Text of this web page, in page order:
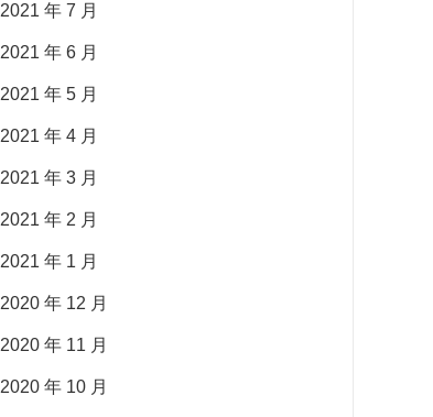
2021 年 7 月
2021 年 6 月
2021 年 5 月
2021 年 4 月
2021 年 3 月
2021 年 2 月
2021 年 1 月
2020 年 12 月
2020 年 11 月
2020 年 10 月